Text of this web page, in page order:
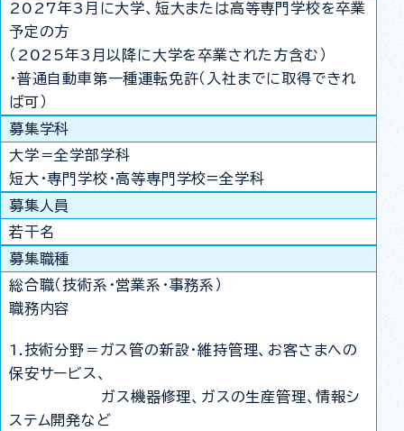
2027年3月に大学、短大または高等専門学校を卒業
予定の方
（2025年3月以降に大学を卒業された方含む）
・普通自動車第一種運転免許（入社までに取得できれ
ば可）
募集学科
大学＝全学部学科
短大・専門学校・高等専門学校=全学科
募集人員
若干名
募集職種
総合職（技術系・営業系・事務系）
職務内容
1.技術分野＝ガス管の新設・維持管理、お客さまへの
保安サービス、
ガス機器修理、ガスの生産管理、情報シ
ステム開発など